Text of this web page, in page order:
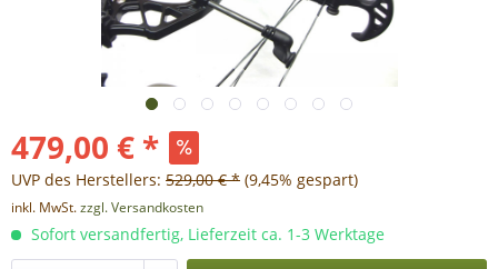
479,00 € *
UVP des Herstellers: 529,00 € * (9,45% gespart)
inkl. MwSt.zzgl. Versandkosten
Sofort versandfertig, Lieferzeit ca. 1-3 Werktage